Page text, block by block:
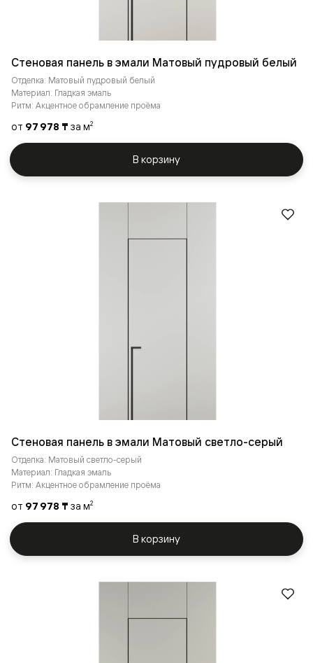
Стеновая панель в эмали Матовый пудровый белый
Отделка: Матовый пудровый белый
Материал: Гладкая эмаль
Ритм: Акцентное обрамление проёма
от 97 978 ₸ за м2
В корзину
Стеновая панель в эмали Матовый светло-серый
Отделка: Матовый светло-серый
Материал: Гладкая эмаль
Ритм: Акцентное обрамление проёма
от 97 978 ₸ за м2
В корзину